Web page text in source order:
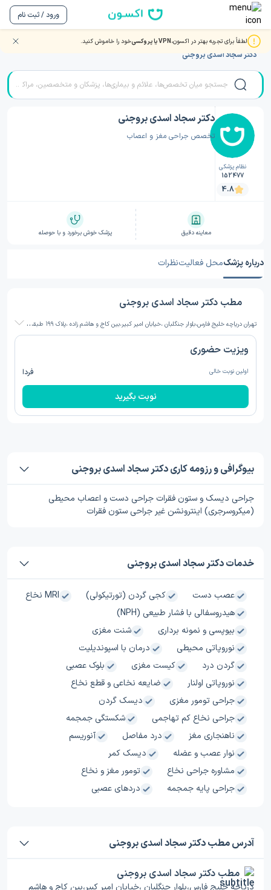
ورود / ثبت نام
لطفاً برای تجربه بهتر در اکسون،VPN یا پروکسی خود را خاموش کنید. صفحه اصلی/دکتر جراحی مغز و اعصاب/دکتر جراحی مغز و اعصاب تهران
دکتر سجاد اسدی بروجنی
نظام پزشکی
152477
4.8
دکتر سجاد اسدی بروجنی
تخصص جراحی مغز و اعصاب
معاینه دقیق پزشک خوش برخورد و با حوصله
درباره پزشکمحل فعالیتنظرات
مطب دکتر سجاد اسدی بروجنی
ت
هران دریاچه خلیج فارس،بلوار جنگلبان ،خیابان امیر کبیر،بین کاج و هاشم زاده ،پلاک 199 طبقه سوم روبروی هنرستان نرجس
ویزیت حضوری
اولین نوبت خالی فردا
نوبت بگیرید
بیوگرافی و رزومه کاری دکتر سجاد اسدی بروجنی
جراحی دیسک و ستون فقرات جراحی دست و اعصاب محیطی
(میکروسرجری) اینترونشن غیر جراحی ستون فقرات
خدمات دکتر سجاد اسدی بروجنی
عصب دست کجی گردن (تورتیکولی)
MRI نخاع
هیدروسفالی با فشار طبیعی (NPH)
بیوپسی و نمونه برداری
شنت مغزی
نوروپاتی محیطی
درمان با اسپوندیلیت
گردن درد
کیست مغزی
بلوک عصبی
نوروپاتی اولنار
ضایعه نخاعی و قطع نخاع
جراحی تومور مغزی
دیسک گردن
جراحی نخاع کم تهاجمی
شکستگی جمجمه
ناهنجاری مغز
درد مفاصل
آنوریسم
نوار عصب و عضله
دیسک کمر
مشاوره جراحی نخاع
تومور مغز و نخاع
جراحی پایه جمجمه
دردهای عصبی
آدرس مطب دکتر سجاد اسدی بروجنی
مطب دکتر سجاد اسدی بروجنی
دریاچه خلیج فارس،بلوار جنگلبان ،خیابان امیر کبیر،بین کاج و هاشم